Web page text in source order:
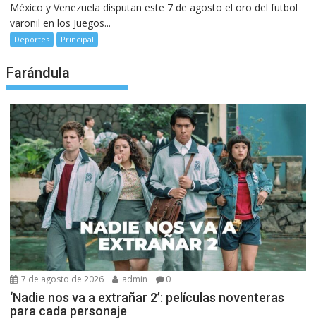
México y Venezuela disputan este 7 de agosto el oro del futbol
varonil en los Juegos...
Deportes Principal
Farándula
7 de agosto de 2026 admin 0
‘Nadie nos va a extrañar 2’: películas noventeras
para cada personaje